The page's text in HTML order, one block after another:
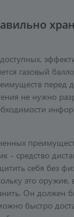
газовый
перед
не нужно
- средство
себя без
это
Он должен
быстро